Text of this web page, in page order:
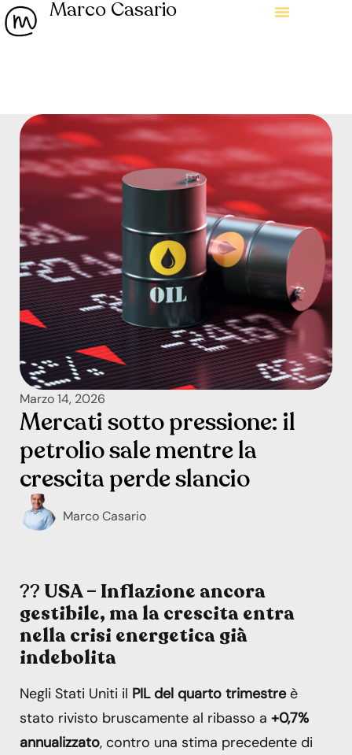
Marco Casario
Marzo 14, 2026
Mercati sotto pressione: il
petrolio sale mentre la
crescita perde slancio
Marco Casario
?? USA – Inflazione ancora
gestibile, ma la crescita entra
nella crisi energetica già
indebolita
Negli Stati Uniti il PIL del quarto trimestreè
stato rivisto bruscamente al ribasso a +0,7%
annualizzato, contro una stima precedente di